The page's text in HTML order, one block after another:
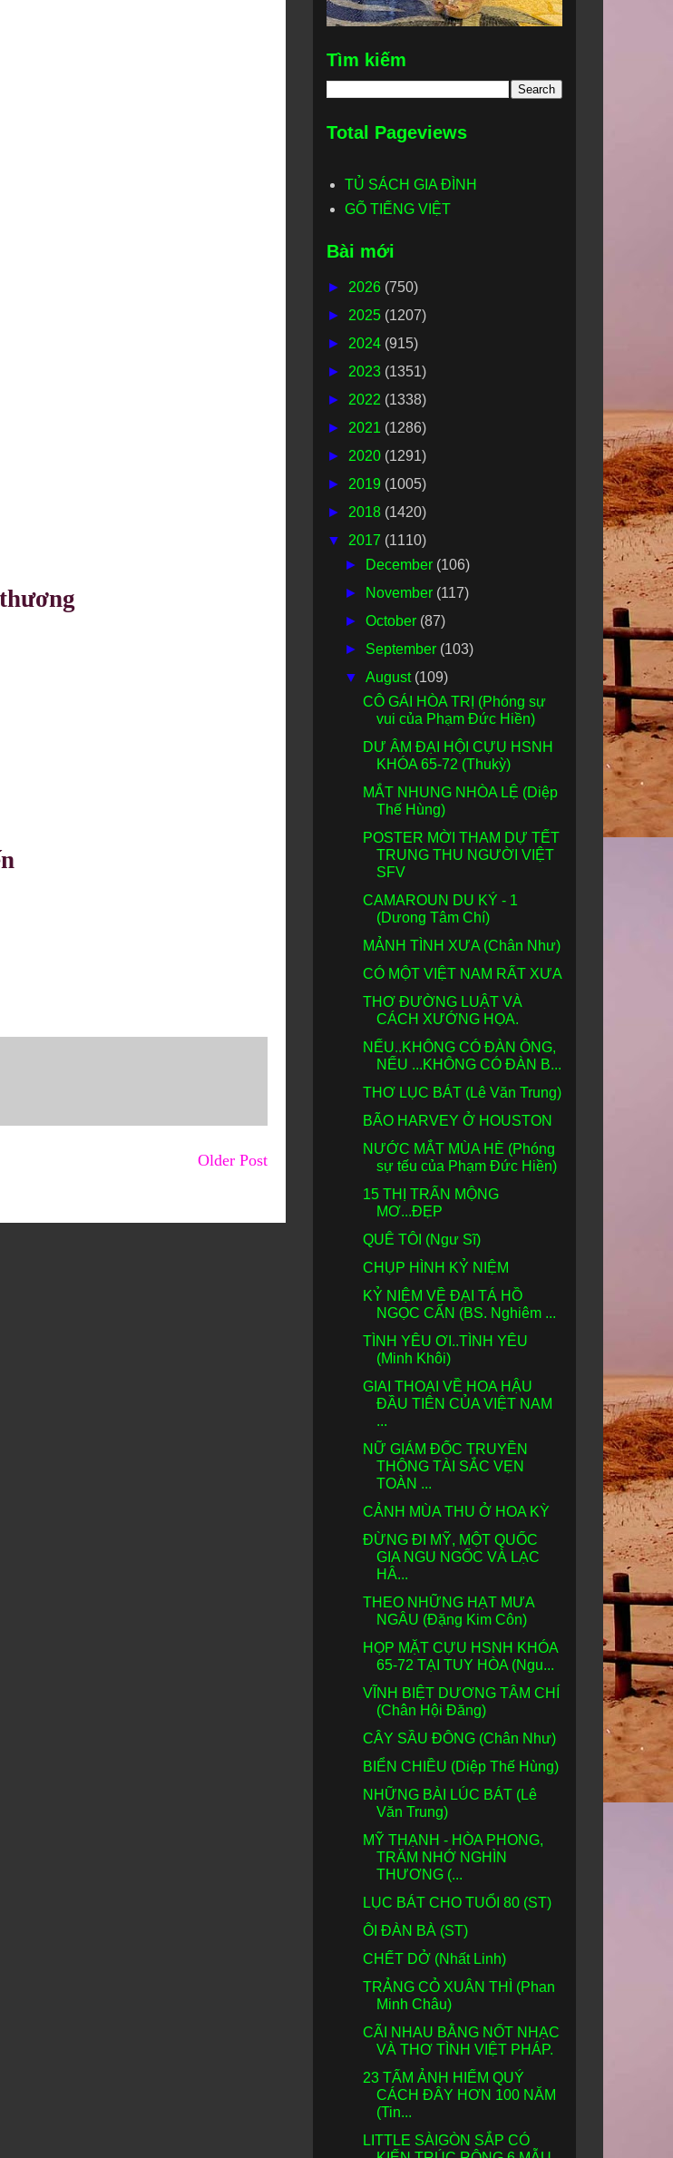
Older Post
Tìm kiếm
Total Pageviews
TỦ SÁCH GIA ĐÌNH
GÕ TIẾNG VIỆT
Bài mới
► 2026 (750)
► 2025 (1207)
► 2024 (915)
► 2023 (1351)
► 2022 (1338)
► 2021 (1286)
► 2020 (1291)
► 2019 (1005)
► 2018 (1420)
▼ 2017 (1110)
►
December (106)
►
November (117)
►October (87)
► September (103)
▼August (109)
CÔ GÁI HÒA TRỊ (Phóng sự
vui của Phạm Đức Hiền)
DƯ ÂM ĐẠI HỘI CỰU HSNH
KHÓA 65-72 (Thukỳ)
MẮT NHUNG NHÒA LỆ (Diệp
Thế Hùng)
POSTER MỜI THAM DỰ TẾT
TRUNG THU NGƯỜI VIỆT
SFV
CAMAROUN DU KÝ - 1
(Dưong Tâm Chí)
MẢNH TÌNH XƯA (Chân Như)
CÓ MỘT VIỆT NAM RẤT XƯA
THƠ ĐƯỜNG LUẬT VÀ
CÁCH XƯỚNG HỌA.
NẾU..KHÔNG CÓ ĐÀN ÔNG,
NẾU ...KHÔNG CÓ ĐÀN B...
THƠ LỤC BÁT (Lê Văn Trung)
BÃO HARVEY Ở HOUSTON
NƯỚC MẮT MÙA HÈ (Phóng
sự tếu của Phạm Đức Hiền)
15 THỊ TRẤN MỘNG
MƠ...ĐẸP
QUÊ TÔI (Ngư Sĩ)
CHỤP HÌNH KỶ NIỆM
KỶ NIỆM VỀ ĐẠI TÁ HỒ
NGỌC CẨN (BS. Nghiêm ...
TÌNH YÊU ƠI..TÌNH YÊU
(Minh Khôi)
GIAI THOẠI VỀ HOA HẬU
ĐẦU TIÊN CỦA VIỆT NAM
...
NỮ GIÁM ĐỐC TRUYỀN
THÔNG TÀI SẮC VẸN
TOÀN ...
CẢNH MÙA THU Ở HOA KỲ
ĐỪNG ĐI MỸ, MỘT QUỐC
GIA NGU NGỐC VÀ LẠC
HÂ...
THEO NHỮNG HẠT MƯA
NGÂU (Đặng Kim Côn)
HỌP MẶT CỰU HSNH KHÓA
65-72 TẠI TUY HÒA (Ngu...
VĨNH BIỆT DƯƠNG TÂM CHÍ
(Chân Hội Đăng)
CÂY SẦU ĐÔNG (Chân Như)
BIỂN CHIỀU (Diệp Thế Hùng)
NHỮNG BÀI LÚC BÁT (Lê
Văn Trung)
MỸ THẠNH - HÒA PHONG,
TRĂM NHỚ NGHÌN
THƯƠNG (...
LỤC BÁT CHO TUỔI 80 (ST)
ÔI ĐÀN BÀ (ST)
CHẾT DỞ (Nhất Linh)
TRẢNG CỎ XUÂN THÌ (Phan
Minh Châu)
CÃI NHAU BẰNG NỐT NHẠC
VÀ THƠ TÌNH VIỆT PHÁP.
23 TẤM ẢNH HIẾM QUÝ
CÁCH ĐÂY HƠN 100 NĂM
(Tin...
LITTLE SÀIGÒN SẮP CÓ